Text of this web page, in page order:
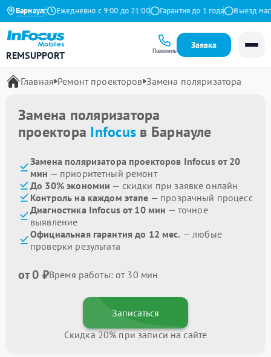
Барнаул
на Яндекс Ежедневно с 9:00 до 21:00 Гарантия до 1 года Выезд
REMSUPPORT Позвонить
Заявка
Главная Ремонт проекторов Замена поляризатора
Замена поляризатора
проектора Infocus в Барнауле
Замена поляризатора проекторов Infocus от 20
мин — приоритетный ремонт
До 30% экономии — скидки при заявке онлайн
Контроль на каждом этапе — прозрачный процесс
Диагностика Infocus от 10 мин — точное
выявление
Официальная гарантия до 12 мес. — любые
проверки результата
от 0 ₽Время работы: от 30 мин
Записаться
Скидка 20% при записи на сайте